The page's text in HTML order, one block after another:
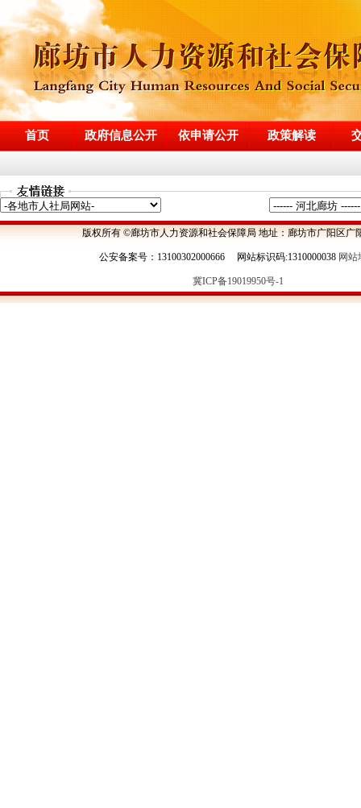
首页 政府信息公开 依申请公开 政策解读
版权所有 ©廊坊市人力资源和社会保障局 地址：廊坊市广阳区广
公安备案号：13100302000666 网站标识码:1310000038 网站
冀ICP备19019950号-1